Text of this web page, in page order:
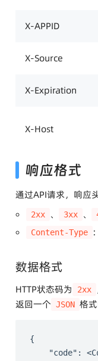
X-APPID
X-Source
X-Expiration
X-Host
响应格式
通过API请求，响应
2xx 、 3xx 、
Content-Type :
数据格式
HTTP状态码为 2xx
返回一个 JSON 格
{